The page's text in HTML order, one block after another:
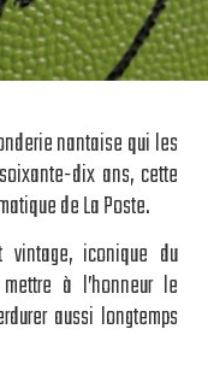
nantaise qui les
dix ans, cette
de La Poste.
iconique du
à l’honneur le
aussi longtemps